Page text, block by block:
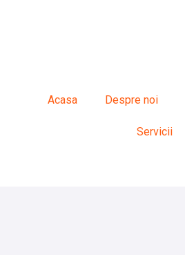
Acasa Despre noi
Servicii